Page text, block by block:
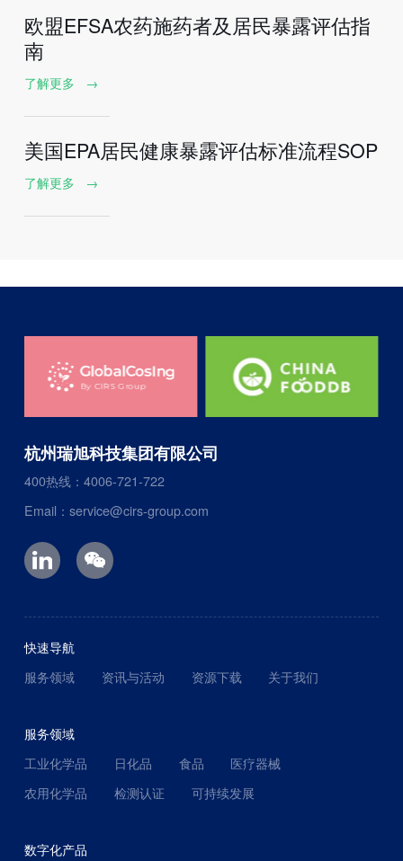
欧盟EFSA农药施药者及居民暴露评估指
南
了解更多 →
美国EPA居民健康暴露评估标准流程SOP
了解更多 →
杭州瑞旭科技集团有限公司
400热线：4006-721-722
Email：service@cirs-group.com
快速导航
服务领域
资讯与活动 资源下载 关于我们
服务领域
工业化学品
日化品 食品
医疗器械
农用化学品
检测认证 可持续发展
数字化产品